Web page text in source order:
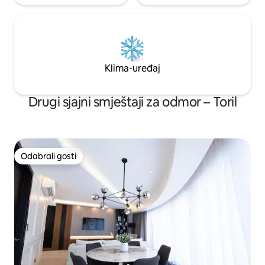
Klima-uređaj
Drugi sjajni smještaji za odmor – Toril
Odabrali gosti
Odabrali gosti